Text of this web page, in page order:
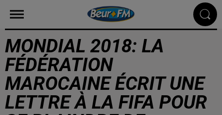
MONDIAL 2018: LA
FÉDÉRATION
MAROCAINE ÉCRIT UNE
LETTRE À LA FIFA POUR